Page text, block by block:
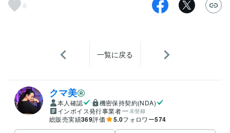
6
一覧に戻る
クマ美
本人確認
機密保持契約(NDA)
インボイス発行事業者
未登録
総販売実績369評価 5.0フォロワー574